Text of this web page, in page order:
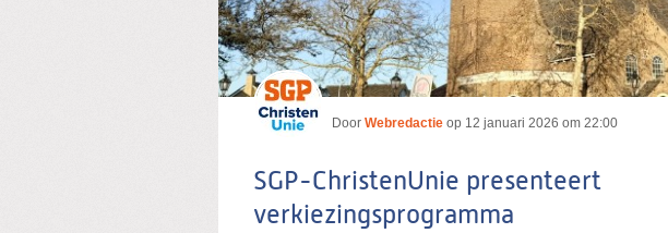
Door Webredactie op 12 januari 2026 om 22:00
SGP-ChristenUnie presenteert
verkiezingsprogramma